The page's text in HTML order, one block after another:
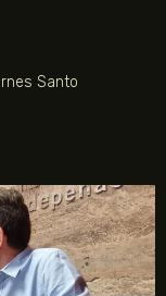
Santo